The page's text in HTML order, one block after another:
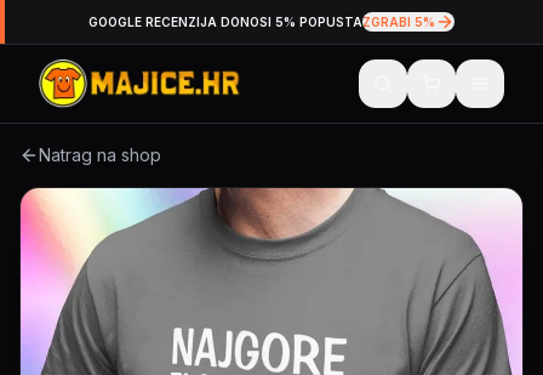
GOOGLE RECENZIJA DONOSI 5% POPUSTAZGRABI 5%
Natrag na shop